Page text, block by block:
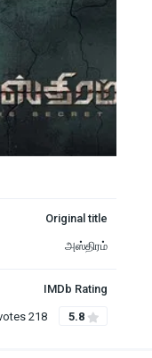
Original title
அஸ்திரம்
IMDb Rating
5.8